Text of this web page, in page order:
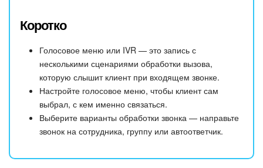
Коротко
Голосовое меню или IVR — это запись с
несколькими сценариями обработки вызова,
которую слышит клиент при входящем звонке.
Настройте голосовое меню, чтобы клиент сам
выбрал, с кем именно связаться.
Выберите варианты обработки звонка — направьте
звонок на сотрудника, группу или автоответчик.